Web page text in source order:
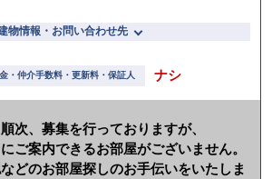
物情報・お問い合わせ先
・仲介手数料・更新料・保証人 ナシ
次、募集を行っておりますが、
ご案内できるお部屋がございません。
どのお部屋探しのお手伝いをいたしま